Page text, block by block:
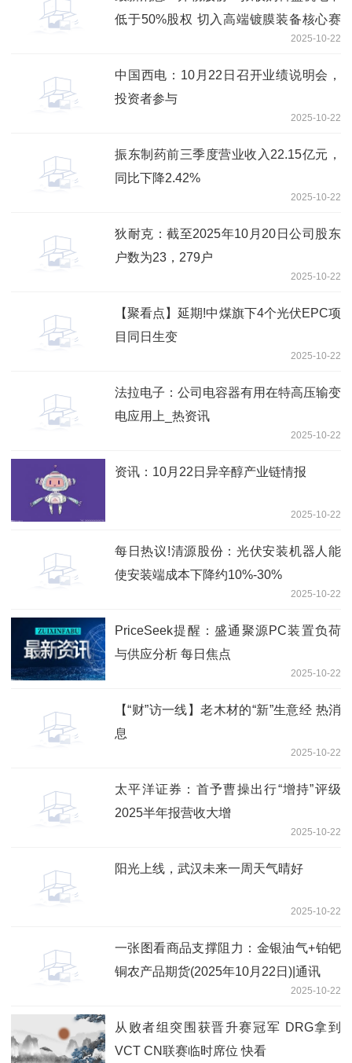
低于50%股权 切入高端镀膜装备核心赛
2025-10-22
中国西电：10月22日召开业绩说明会，
投资者参与
2025-10-22
振东制药前三季度营业收入22.15亿元，
同比下降2.42%
2025-10-22
狄耐克：截至2025年10月20日公司股东
户数为23，279户
2025-10-22
【聚看点】延期!中煤旗下4个光伏EPC项
目同日生变
2025-10-22
法拉电子：公司电容器有用在特高压输变
电应用上_热资讯
2025-10-22
资讯：10月22日异辛醇产业链情报
2025-10-22
每日热议!清源股份：光伏安装机器人能
使安装端成本下降约10%-30%
2025-10-22
PriceSeek提醒：盛通聚源PC装置负荷
与供应分析 每日焦点
2025-10-22
【“财”访一线】老木材的“新”生意经 热消
息
2025-10-22
太平洋证券：首予曹操出行“增持”评级
2025半年报营收大增
2025-10-22
阳光上线，武汉未来一周天气晴好
2025-10-22
一张图看商品支撑阻力：金银油气+铂钯
铜农产品期货(2025年10月22日)|通讯
2025-10-22
从败者组突围获晋升赛冠军 DRG拿到
VCT CN联赛临时席位 快看